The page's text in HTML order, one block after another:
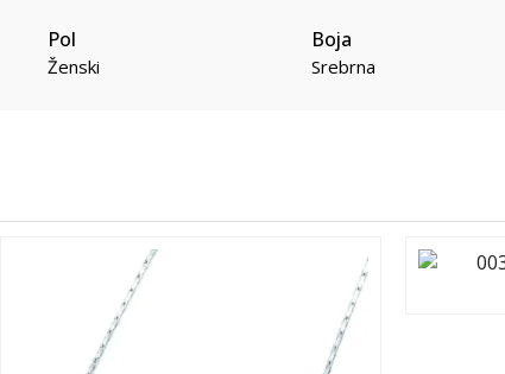
Pol
Ženski
Boja
Srebrna